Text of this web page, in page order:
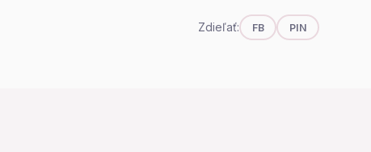
Zdieľať: FB PIN